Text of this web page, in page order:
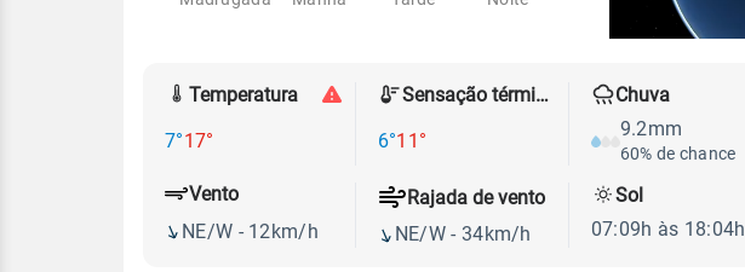
Temperatura
7°17°
Sensação térmica
6°11°
Chuva
9.2mm
60% de chance
Vento
NE/W - 12km/h
Rajada de vento
NE/W - 34km/h
Sol
07:09h às 18:04h